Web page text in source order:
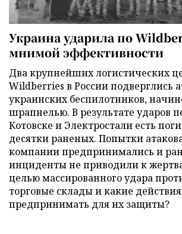
Украина ударила по
мнимой эффективности
Два крупнейших логистических
Wildberries в России подверглись
украинских беспилотников,
шрапнелью. В результате ударов
Котовске и Электростали есть
десятки раненых. Попытки
компании предпринимались и
инциденты не приводили к
целью массированного удара
торговые склады и какие
предпринимать для их защиты?